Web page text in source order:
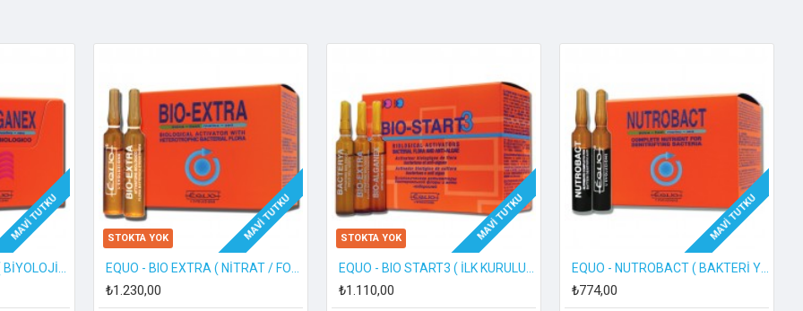
için Harika
vitamin – kapalı sistemlerde tutulan hayvanlar ve balıklar için vitamin takviyelerinde devrim niteliğinde özel bir YENİ
olur.
MAVI TUTKU
EQUO - BIO ALGANEX ( BİYOLOJİK YOSUN GİDERİCİ )
MAVI TUTKU
STOKTA YOK
EQUO - BIO EXTRA ( NİTRAT / FOSFAT DÜZENLEYİCİ BAKTERİLER )
₺1.230,00
MAVI TUTKU
STOKTA YOK
EQUO - BIO START3 ( İLK KURULUM BAKTERİLERİ )
₺1.110,00
MAVI TUTKU
EQUO - NUTROBACT ( BAKTERİ YEMİ )
₺774,00